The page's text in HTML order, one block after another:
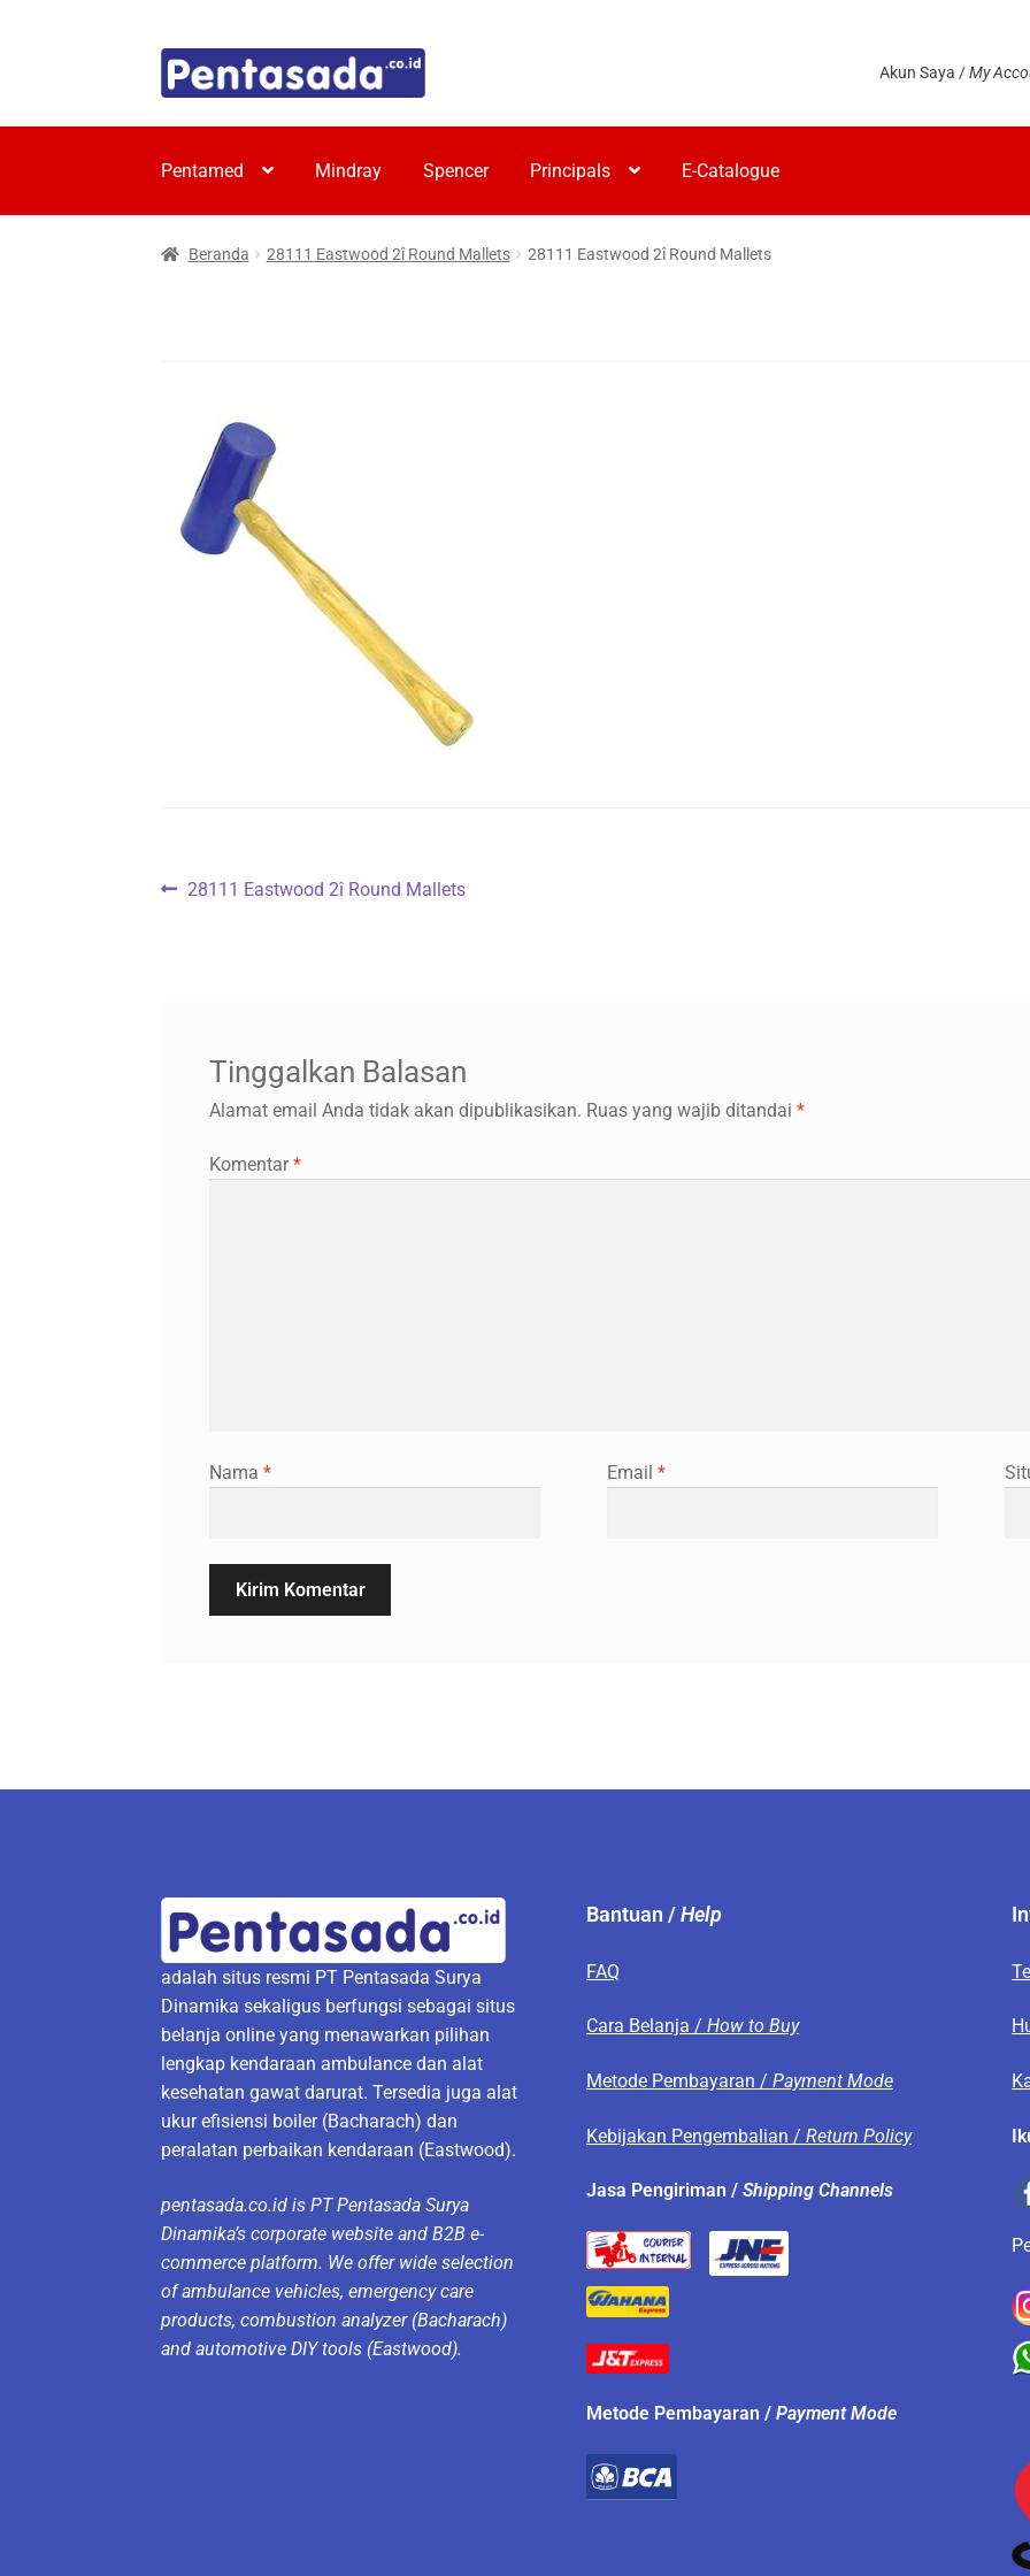
Skip
to
Skip
to
Akun Saya /My
Pentamed Mindray Spencer Principals E-Catalogue
Beranda 28111 Eastwood 2î Round Mallets 28111 Eastwood 2î Round Mallets
Navigasi
Previous
28111 Eastwood 2î Round Mallets
Tinggalkan Balasan
Alamat email Anda tidak akan dipublikasikan. Ruas yang wajib ditandai *
Komentar*
Nama * Email *
adalah situs resmi PT Pentasada Surya
Dinamika sekaligus berfungsi sebagai situs
belanja online yang menawarkan pilihan
lengkap kendaraan ambulance dan alat
kesehatan gawat darurat. Tersedia juga alat
ukur efisiensi boiler (Bacharach) dan
peralatan perbaikan kendaraan (Eastwood).
pentasada.co.id is PT Pentasada Surya
Dinamika’s corporate website and B2B e-
commerce platform. We offer wide selection
of ambulance vehicles, emergency care
products, combustion analyzer (Bacharach)
and automotive DIY tools (Eastwood).
Bantuan /Help
FAQ
Cara Belanja /How to Buy
Metode Pembayaran /Payment Mode
Kebijakan Pengembalian /Return Policy
Jasa Pengiriman /Shipping Channels
Metode Pembayaran /Payment Mode